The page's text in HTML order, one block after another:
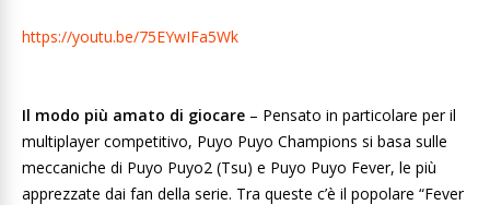
https://youtu.be/75EYwIFa5Wk
Il modo più amato di giocare – Pensato in particolare per il
multiplayer competitivo, Puyo Puyo Champions si basa sulle
meccaniche di Puyo Puyo2 (Tsu) e Puyo Puyo Fever, le più
apprezzate dai fan della serie. Tra queste c’è il popolare “Fever